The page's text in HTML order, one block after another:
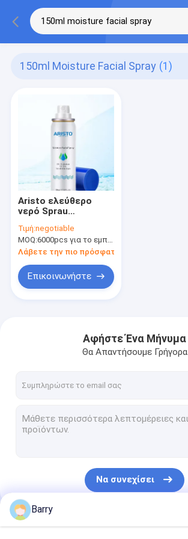
150ml Moisture Facial Spray (1)
Aristo ελεύθερο
νερό Sprau
ψεκασμού υγρασίας
του προσώπου για
το ευαίσθητο ξηρό
ελαιούχο πρόσωπο
150ml
Τιμή:negotiable
MOQ:6000pcs για το εμπορικό σήμα Aristo, 15000pcs για το εμπορικό σήμα πελατών
Λάβετε την πιο πρόσφατη τιμή
Επικοινωνήστε
Αφήστε Ένα Μήνυμα
Θα Απαντήσουμε Γρήγορα
Να συνεχίσει
Οι Κατηγορίες Μας
Barry